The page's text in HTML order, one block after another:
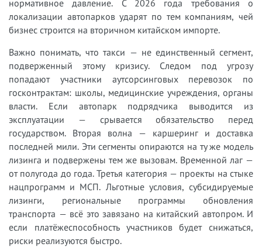
нормативное давление. С 2026 года требования о
локализации автопарков ударят по тем компаниям, чей
бизнес строится на вторичном китайском импорте.
Важно понимать, что такси — не единственный сегмент,
подверженный этому кризису. Следом под угрозу
попадают участники аутсорсинговых перевозок по
госконтрактам: школы, медицинские учреждения, органы
власти. Если автопарк подрядчика выводится из
эксплуатации — срывается обязательство перед
государством. Вторая волна — каршеринг и доставка
последней мили. Эти сегменты опираются на ту же модель
лизинга и подвержены тем же вызовам. Временной лаг —
от полугода до года. Третья категория — проекты на стыке
нацпрограмм и МСП. Льготные условия, субсидируемые
лизинги, региональные программы обновления
транспорта — всё это завязано на китайский автопром. И
если платёжеспособность участников будет снижаться,
риски реализуются быстро.